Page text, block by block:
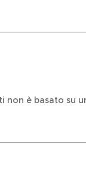
non è basato su